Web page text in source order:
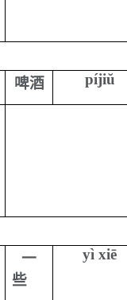
啤酒 píjiŭ
一
些
yì xiē